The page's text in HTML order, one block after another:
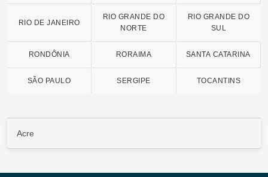
RIO DE JANEIRO
RIO GRANDE DO
NORTE
RIO GRANDE DO
SUL
RONDÔNIA RORAIMA SANTA CATARINA
SÃO PAULO SERGIPE TOCANTINS
Acre